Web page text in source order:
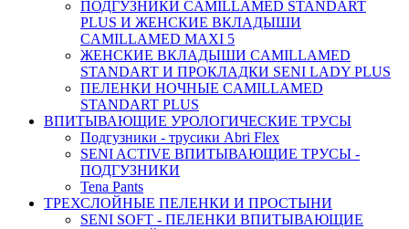
ПОДГУЗНИКИ CAMILLAMED STANDART
PLUS И ЖЕНСКИЕ ВКЛАДЫШИ
CAMILLAMED MAXI 5
ЖЕНСКИЕ ВКЛАДЫШИ CAMILLAMED
STANDART И ПРОКЛАДКИ SENI LADY PLUS
ПЕЛЕНКИ НОЧНЫЕ CAMILLAMED
STANDART PLUS
ВПИТЫВАЮЩИЕ УРОЛОГИЧЕСКИЕ ТРУСЫ
Подгузники - трусики Abri Flex
SENI ACTIVE ВПИТЫВАЮЩИЕ ТРУСЫ -
ПОДГУЗНИКИ
Tena Pants
ТРЕХСЛОЙНЫЕ ПЕЛЕНКИ И ПРОСТЫНИ
SENI SOFT - ПЕЛЕНКИ ВПИТЫВАЮЩИЕ